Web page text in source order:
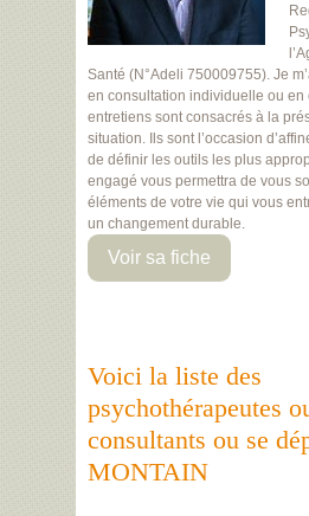
Santé (N°Adeli 750009755). Je
en consultation individuelle ou en
entretiens sont consacrés à la
situation. Ils sont l’occasion
de définir les outils les plus
engagé vous permettra de vous
éléments de votre vie qui vous
un changement durable.
Voir sa fiche
Voici la liste des
psychothérapeutes
consultants ou se
MONTAIN